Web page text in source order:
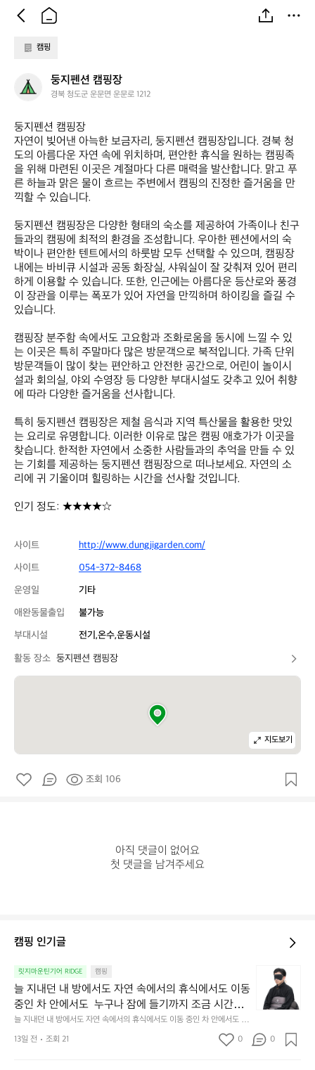
캠핑
지
션
캠
핑
장
둥지펜션 캠핑장
경북 청도군 운문면 운문로 1212
둥지펜션 캠핑장
자연이 빚어낸 아늑한 보금자리, 둥지펜션 캠핑장입니다. 경북 청
도의 아름다운 자연 속에 위치하며, 편안한 휴식을 원하는 캠핑족
을 위해 마련된 이곳은 계절마다 다른 매력을 발산합니다. 맑고 푸
른 하늘과 맑은 물이 흐르는 주변에서 캠핑의 진정한 즐거움을 만
끽할 수 있습니다.
둥지펜션 캠핑장은 다양한 형태의 숙소를 제공하여 가족이나 친구
들과의 캠핑에 최적의 환경을 조성합니다. 우아한 펜션에서의 숙
박이나 편안한 텐트에서의 하룻밤 모두 선택할 수 있으며, 캠핑장
내에는 바비큐 시설과 공동 화장실, 샤워실이 잘 갖춰져 있어 편리
하게 이용할 수 있습니다. 또한, 인근에는 아름다운 등산로와 풍경
이 장관을 이루는 폭포가 있어 자연을 만끽하며 하이킹을 즐길 수
있습니다.
캠핑장 분주함 속에서도 고요함과 조화로움을 동시에 느낄 수 있
는 이곳은 특히 주말마다 많은 방문객으로 북적입니다. 가족 단위
방문객들이 많이 찾는 편안하고 안전한 공간으로, 어린이 놀이시
설과 회의실, 야외 수영장 등 다양한 부대시설도 갖추고 있어 취향
에 따라 다양한 즐거움을 선사합니다.
특히 둥지펜션 캠핑장은 제철 음식과 지역 특산물을 활용한 맛있
는 요리로 유명합니다. 이러한 이유로 많은 캠핑 애호가가 이곳을
찾습니다. 한적한 자연에서 소중한 사람들과의 추억을 만들 수 있
는 기회를 제공하는 둥지펜션 캠핑장으로 떠나보세요. 자연의 소
리에 귀 기울이며 힐링하는 시간을 선사할 것입니다.
인기 정도: ★★★★☆
사이트
http://www.dungjigarden.com/
사이트
054-372-8468
운영일
기타
애완동물출입
불가능
부대시설
전기,온수,운동시설
활동 장소 둥지펜션 캠핑장
지도보기
조회 106
아직 댓글이 없어요
첫 댓글을 남겨주세요
캠핑 인기글
릿지마운틴기어 RIDGE 캠핑
늘 지내던 내 방에서도 자연 속에서의 휴식에서도 이동
중인 차 안에서도  누구나 잠에 들기까지 조금 시간이
걸리는 순간이 있습니다.  그럴 때는 차분하게 눈을 가
려보세요. 마치 암막 커튼을 조용히 내리듯이.  Polarte
c® Wind Pro™의 온기가 눈가를 포근히 감싸줍니다.
늘 지내던 내 방에서도 자연 속에서의 휴식에서도 이동 중인 차 안에서도  누
구나 잠에 들기까지 조금 시간이 걸리는 순간이 있습니다.  그럴 때는 차분하
게 눈을 가려보세요. 마치 암막 커튼을 조용히 내리듯이.  Polartec® Wind
내
던
방
13일 전 조회 21 0 0